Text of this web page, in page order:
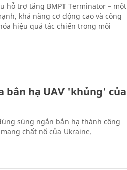
hỗ trợ tăng BMPT Terminator – một
khả năng cơ động cao và công
hiệu quả tác chiến trong môi
bắn hạ UAV 'khủng' của
súng ngắn bắn hạ thành công
chất nổ của Ukraine.